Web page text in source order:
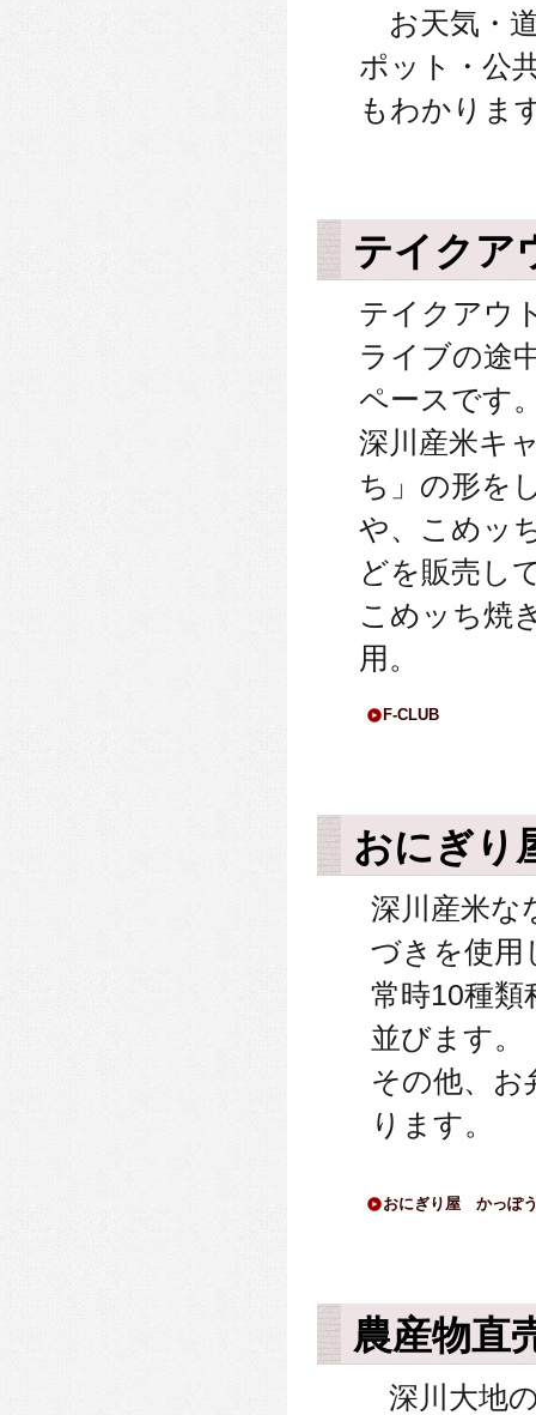
お天気・
ポット・公
もわかりま
テイクア
テイクアウ
ライブの途
ペースです
深川産米キ
ち」の形を
や、こめッ
どを販売し
こめッち焼
用。
F-CLUB
おにぎり
深川産米な
づきを使用
常時10種類
並びます。
その他、お
ります。
おにぎり屋 かっぽ
農産物直
深川大地